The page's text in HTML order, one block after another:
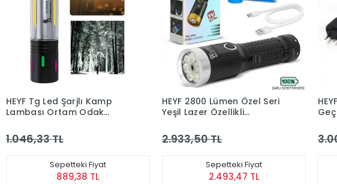
HEYF Tg Led Şarjlı Kamp
Lambası Ortam Odak
1.046,33 TL
Sepetteki Fiyat
889,38 TL
HEYF 2800 Lümen Özel Seri
Yeşil Lazer Özellikli
2.933,50 TL
Sepetteki Fiyat
2.493,47 TL